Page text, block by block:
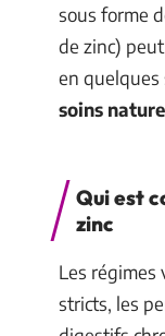
sous forme
de zinc)
en quelques
soins
Qui est
zinc
Les régimes
stricts, les